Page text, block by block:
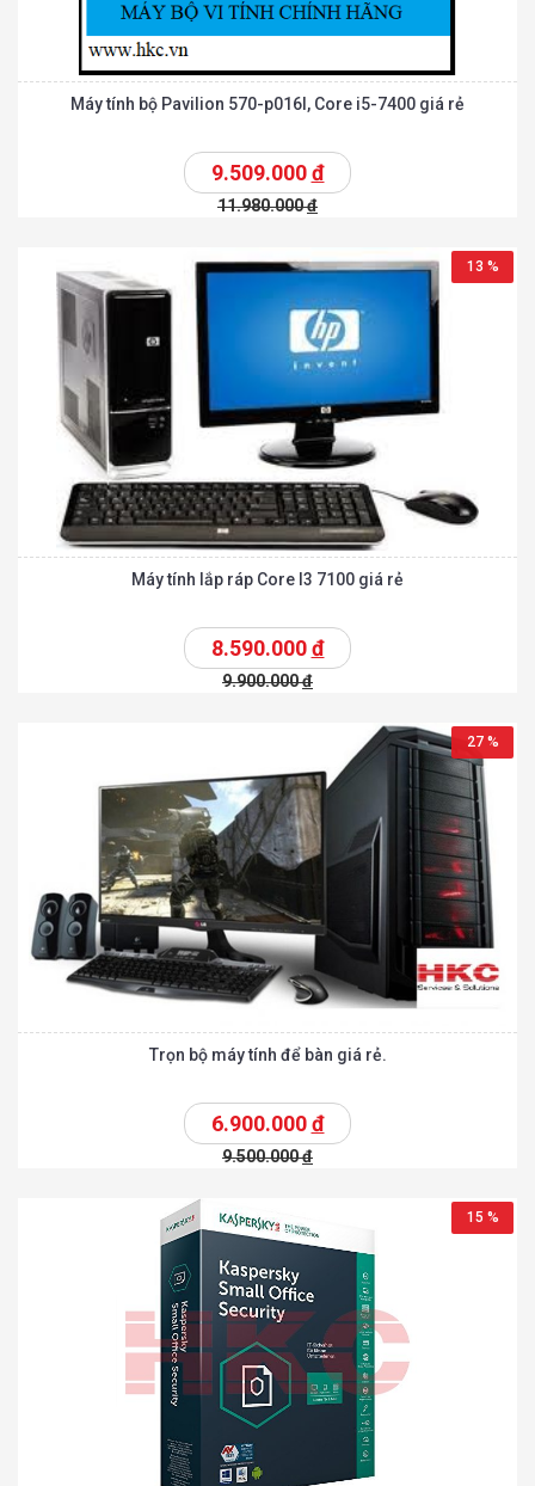
Máy tính bộ Pavilion 570-p016l, Core i5-7400 giá rẻ
9.509.000đ
11.980.000đ
13 %
Máy tính lắp ráp Core I3 7100 giá rẻ
8.590.000đ
9.900.000đ
27 %
Trọn bộ máy tính để bàn giá rẻ.
6.900.000đ
9.500.000đ
15 %